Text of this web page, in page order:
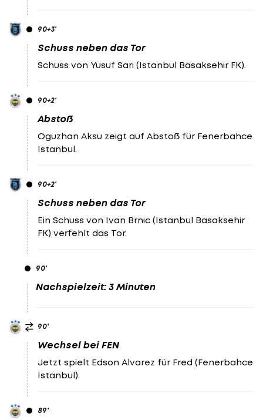
90+3'
Schuss neben das Tor
Schuss von Yusuf Sari (Istanbul Basaksehir FK).
90+2'
Abstoß
Oguzhan Aksu zeigt auf Abstoß für Fenerbahce
Istanbul.
90+2'
Schuss neben das Tor
Ein Schuss von Ivan Brnic (Istanbul Basaksehir
FK) verfehlt das Tor.
90'
Nachspielzeit: 3 Minuten
90'
Wechsel bei FEN
Jetzt spielt Edson Alvarez für Fred (Fenerbahce
Istanbul).
89'